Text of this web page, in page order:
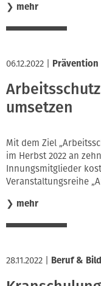
❯ mehr
06.12.2022
umsetzen
Mit dem Ziel
im Herbst 2022 an
Innungsmitglieder
Veranstaltungsreihe
❯ mehr
28.11.2022 Beruf &